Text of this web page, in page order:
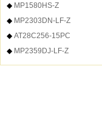
◆ MP1580HS-Z
◆ MP2303DN-LF-Z
◆ AT28C256-15PC
◆ MP2359DJ-LF-Z